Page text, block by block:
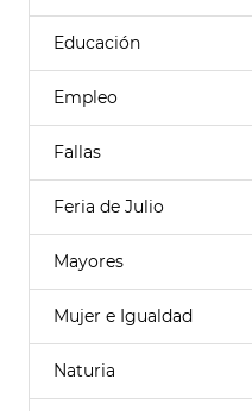
Educación
Empleo
Fallas
Feria de Julio
Mayores
Mujer e Igualdad
Naturia